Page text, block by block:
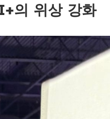
의 위상 강화